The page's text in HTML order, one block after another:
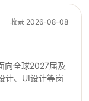
收录 2026-08-08
向全球2027届及
计、UI设计等岗